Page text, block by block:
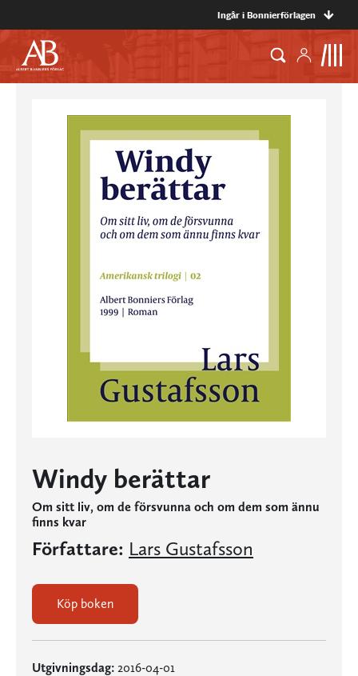
Ingår i Bonnierförlagen
Windy berättar
Om sitt liv, om de försvunna och om dem som ännu
finns kvar
Författare: Lars Gustafsson
Köp boken
Utgivningsdag: 2016-04-01